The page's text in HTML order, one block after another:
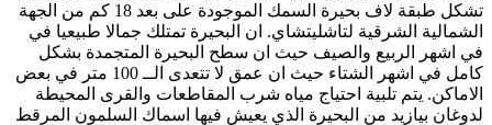
تشكل طبقة لاف بحيرة السمك الموجودة على بعد 18 كم من الجهة
الشمالية الشرقية لتاشليتشاي. ان البحيرة تمتلك جمالا طبيعيا في
في اشهر الربيع والصيف حيث ان سطح البحيرة المتجمدة بشكل
كامل في اشهر الشتاء حيث ان عمق لا تتعدى الــ 100 متر في بعض
الاماكن. يتم تلبية احتياج مياه شرب المقاطعات والقرى المحيطة
لدوغان بيازيد من البحيرة الذي يعيش فيها اسماك السلمون المرقط